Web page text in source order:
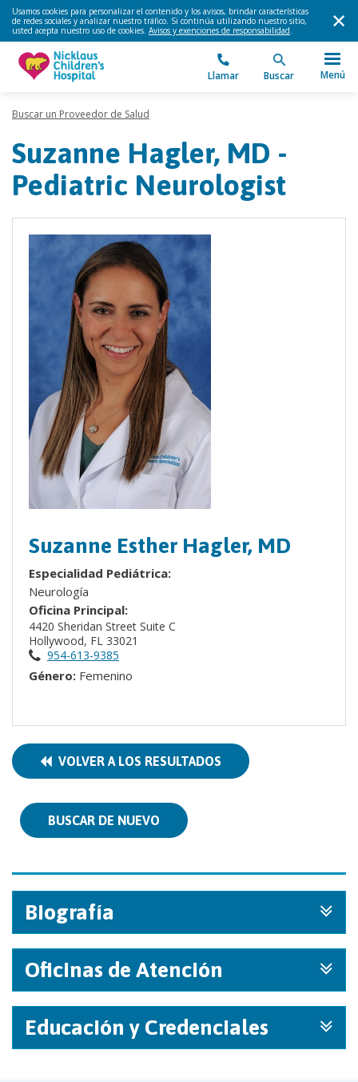
Usamos cookies para personalizar el contenido y los avisos, brindar características
de redes sociales y analizar nuestro tráfico. Si continúa utilizando nuestro sitio,
usted acepta nuestro uso de cookies. Avisos y exenciones de responsabilidad.
Llamar Buscar Menú
Buscar un Proveedor de Salud
Suzanne Hagler, MD -
Pediatric Neurologist
Suzanne Esther Hagler, MD
Especialidad Pediátrica:
Neurología
Oficina Principal:
4420 Sheridan Street Suite C
Hollywood, FL 33021
954-613-9385
Género: Femenino
VOLVER A LOS RESULTADOS
BUSCAR DE NUEVO
Biografía
Oficinas de Atención
Educación y Credenciales